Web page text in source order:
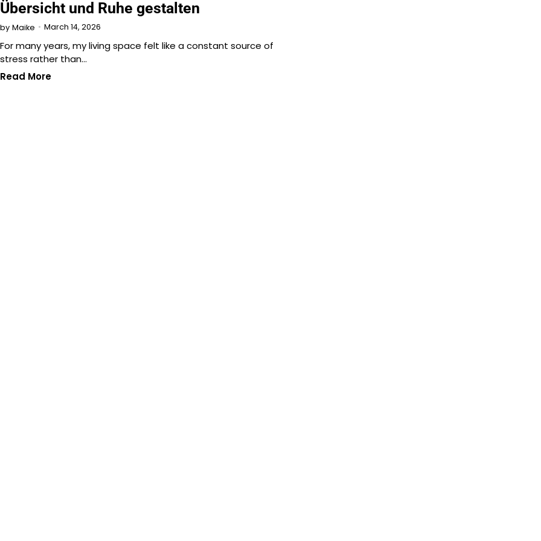
Übersicht und Ruhe gestalten
by Maike March 14, 2026
For many years, my living space felt like a constant source of
stress rather than…
Read More